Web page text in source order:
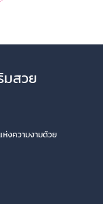
สวย
งความงามด้วย